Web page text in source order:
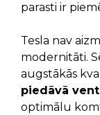
parasti ir
Tesla nav
modernitāti.
augstākās
piedāvā
optimālu